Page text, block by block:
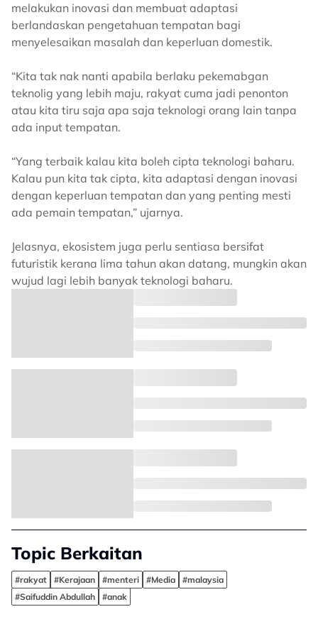
melakukan inovasi dan membuat adaptasi
berlandaskan pengetahuan tempatan bagi
menyelesaikan masalah dan keperluan domestik.
“Kita tak nak nanti apabila berlaku pekemabgan
teknolig yang lebih maju, rakyat cuma jadi penonton
atau kita tiru saja apa saja teknologi orang lain tanpa
ada input tempatan.
“Yang terbaik kalau kita boleh cipta teknologi baharu.
Kalau pun kita tak cipta, kita adaptasi dengan inovasi
dengan keperluan tempatan dan yang penting mesti
ada pemain tempatan,” ujarnya.
Jelasnya, ekosistem juga perlu sentiasa bersifat
futuristik kerana lima tahun akan datang, mungkin akan
wujud lagi lebih banyak teknologi baharu.
Topic Berkaitan
#rakyat #Kerajaan #menteri #Media
#malaysia
#Saifuddin Abdullah
#anak